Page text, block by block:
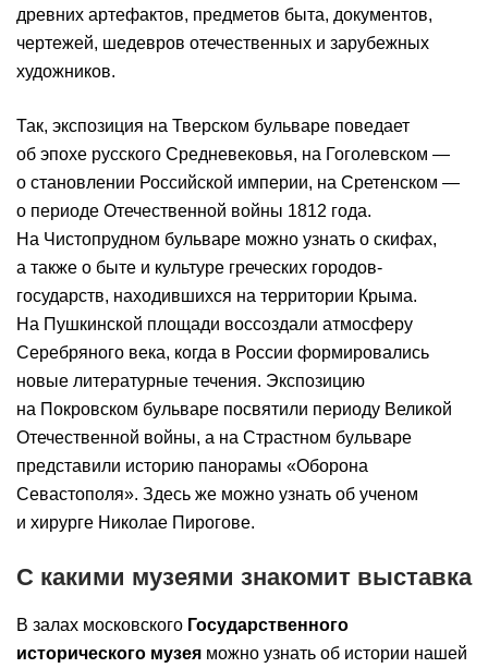
древних артефактов, предметов быта, документов,
чертежей, шедевров отечественных и зарубежных
художников.
Так, экспозиция на Тверском бульваре поведает
об эпохе русского Средневековья, на Гоголевском —
о становлении Российской империи, на Сретенском —
о периоде Отечественной войны 1812 года.
На Чистопрудном бульваре можно узнать о скифах,
а также о быте и культуре греческих городов-
государств, находившихся на территории Крыма.
На Пушкинской площади воссоздали атмосферу
Серебряного века, когда в России формировались
новые литературные течения. Экспозицию
на Покровском бульваре посвятили периоду Великой
Отечественной войны, а на Страстном бульваре
представили историю панорамы «Оборона
Севастополя». Здесь же можно узнать об ученом
и хирурге Николае Пирогове.
С какими музеями знакомит выставка
В залах московского Государственного
исторического музея можно узнать об истории нашей